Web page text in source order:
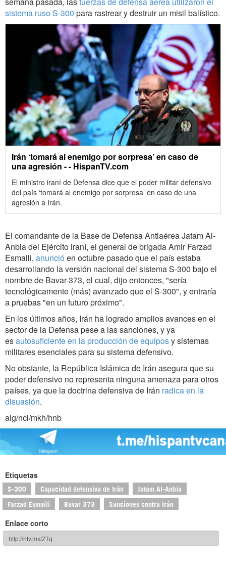
sistema ruso S-300 para rastrear y destruir un misil balístico.
Irán ‘tomará al enemigo por sorpresa’ en caso de
una agresión - - HispanTV.com
El ministro iraní de Defensa dice que el poder militar defensivo
del país ‘tomará al enemigo por sorpresa’ en caso de una
agresión a Irán.
El comandante de la Base de Defensa Antiaérea Jatam Al-
Anbia del Ejército iraní, el general de brigada Amir Farzad
Esmaili, anunció en octubre pasado que el país estaba
desarrollando la versión nacional del sistema S-300 bajo el
nombre de Bavar-373, el cual, dijo entonces, "sería
tecnológicamente (más) avanzado que el S-300", y entraría
a pruebas "en un futuro próximo".
En los últimos años, Irán ha logrado amplios avances en el
sector de la Defensa pese a las sanciones, y ya
esautosuficiente en la producción de equiposy sistemas
militares esenciales para su sistema defensivo.
No obstante, la República Islámica de Irán asegura que su
poder defensivo no representa ninguna amenaza para otros
países, ya que la doctrina defensiva de Irán radica en la
disuasión.
alg/ncl/mkh/hnb
Etiquetas
S-300 Capacidad defensiva de Irán Jatam Al-Anbia
Farzad Esmaili Bavar 373 Sanciones contra Irán
Enlace corto